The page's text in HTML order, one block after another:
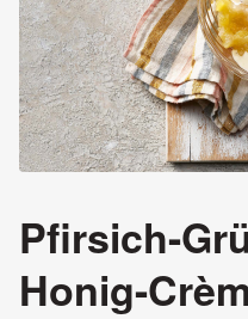
Pfirsich-
Honig-